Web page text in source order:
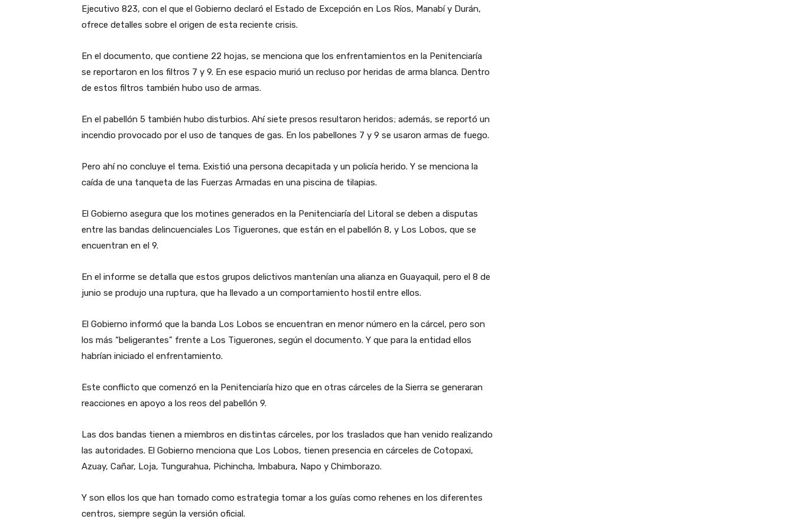
Ejecutivo 823, con el que el Gobierno declaró el Estado de Excepción en Los Ríos, Manabí y Durán,
ofrece detalles sobre el origen de esta reciente crisis.
En el documento, que contiene 22 hojas, se menciona que los enfrentamientos en la Penitenciaría
se reportaron en los filtros 7 y 9. En ese espacio murió un recluso por heridas de arma blanca. Dentro
de estos filtros también hubo uso de armas.
En el pabellón 5 también hubo disturbios. Ahí siete presos resultaron heridos; además, se reportó un
incendio provocado por el uso de tanques de gas. En los pabellones 7 y 9 se usaron armas de fuego.
Pero ahí no concluye el tema. Existió una persona decapitada y un policía herido. Y se menciona la
caída de una tanqueta de las Fuerzas Armadas en una piscina de tilapias.
El Gobierno asegura que los motines generados en la Penitenciaría del Litoral se deben a disputas
entre las bandas delincuenciales Los Tiguerones, que están en el pabellón 8, y Los Lobos, que se
encuentran en el 9.
En el informe se detalla que estos grupos delictivos mantenían una alianza en Guayaquil, pero el 8 de
junio se produjo una ruptura, que ha llevado a un comportamiento hostil entre ellos.
El Gobierno informó que la banda Los Lobos se encuentran en menor número en la cárcel, pero son
los más “beligerantes” frente a Los Tiguerones, según el documento. Y que para la entidad ellos
habrían iniciado el enfrentamiento.
Este conflicto que comenzó en la Penitenciaría hizo que en otras cárceles de la Sierra se generaran
reacciones en apoyo a los reos del pabellón 9.
Las dos bandas tienen a miembros en distintas cárceles, por los traslados que han venido realizando
las autoridades. El Gobierno menciona que Los Lobos, tienen presencia en cárceles de Cotopaxi,
Azuay, Cañar, Loja, Tungurahua, Pichincha, Imbabura, Napo y Chimborazo.
Y son ellos los que han tomado como estrategia tomar a los guías como rehenes en los diferentes
centros, siempre según la versión oficial.